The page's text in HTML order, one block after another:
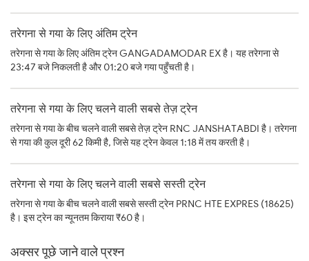
तरेगना से गया के लिए अंतिम ट्रेन
तरेगना से गया के लिए अंतिम ट्रेन GANGADAMODAR EX है। यह तरेगना से
23:47 बजे निकलती है और 01:20 बजे गया पहुँचती है।
तरेगना से गया के लिए चलने वाली सबसे तेज़ ट्रेन
तरेगना से गया के बीच चलने वाली सबसे तेज़ ट्रेन RNC JANSHATABDI है। तरेगना
से गया की कुल दूरी 62 किमी है, जिसे यह ट्रेन केवल 1:18 में तय करती है।
तरेगना से गया के लिए चलने वाली सबसे सस्ती ट्रेन
तरेगना से गया के बीच चलने वाली सबसे सस्ती ट्रेन PRNC HTE EXPRES (18625)
है। इस ट्रेन का न्यूनतम किराया ₹60 है।
अक्सर पूछे जाने वाले प्रश्न